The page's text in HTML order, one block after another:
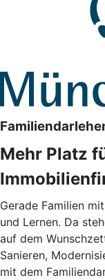
Mehr Platz
Gerade Familien
und Lernen. Da
auf dem
Sanieren,
mit dem